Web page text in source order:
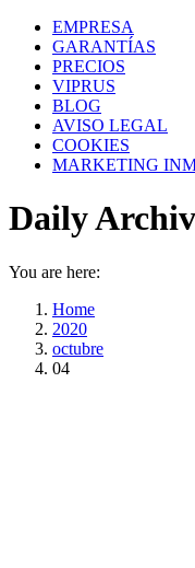
EMPRESA
GARANTÍAS
PRECIOS
VIPRUS
BLOG
AVISO LEGAL
COOKIES
MARKETING
Daily
You are here:
Home
2020
octubre
04